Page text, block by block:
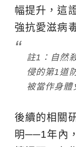
幅提升，這
強抗愛滋病
註1：自然
侵的第1道
被當作身體
後續的相關
明──1年內